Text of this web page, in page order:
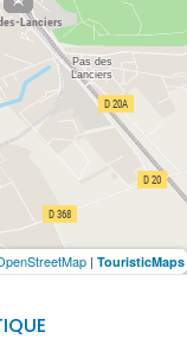
| TouristicMaps